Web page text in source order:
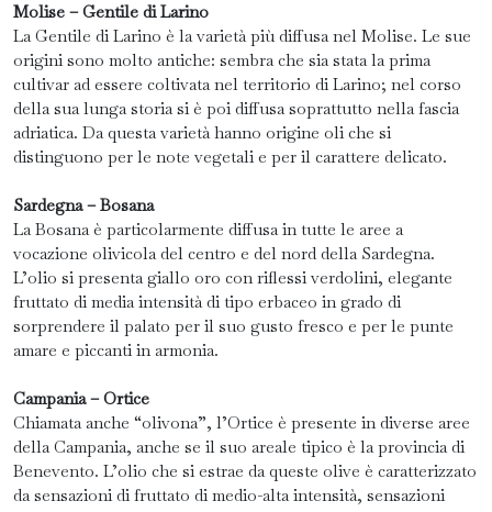
Molise – Gentile di Larino
La Gentile di Larino è la varietà più diffusa nel Molise. Le sue
origini sono molto antiche: sembra che sia stata la prima
cultivar ad essere coltivata nel territorio di Larino; nel corso
della sua lunga storia si è poi diffusa soprattutto nella fascia
adriatica. Da questa varietà hanno origine oli che si
distinguono per le note vegetali e per il carattere delicato.
Sardegna – Bosana
La Bosana è particolarmente diffusa in tutte le aree a
vocazione olivicola del centro e del nord della Sardegna.
L’olio si presenta giallo oro con riflessi verdolini, elegante
fruttato di media intensità di tipo erbaceo in grado di
sorprendere il palato per il suo gusto fresco e per le punte
amare e piccanti in armonia.
Campania – Ortice
Chiamata anche “olivona”, l’Ortice è presente in diverse aree
della Campania, anche se il suo areale tipico è la provincia di
Benevento. L’olio che si estrae da queste olive è caratterizzato
da sensazioni di fruttato di medio-alta intensità, sensazioni